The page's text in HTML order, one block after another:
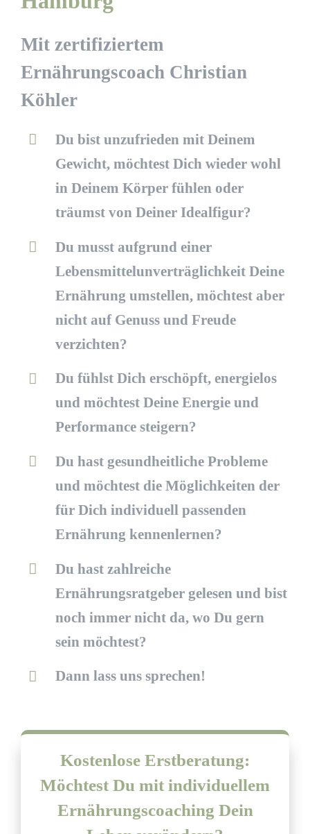
Mit zertifiziertem
Ernährungscoach Christian
Köhler
Du bist unzufrieden mit Deinem
Gewicht, möchtest Dich wieder wohl
in Deinem Körper fühlen oder
träumst von Deiner Idealfigur?
Du musst aufgrund einer
Lebensmittelunverträglichkeit Deine
Ernährung umstellen, möchtest aber
nicht auf Genuss und Freude
verzichten?
Du fühlst Dich erschöpft, energielos
und möchtest Deine Energie und
Performance steigern?
Du hast gesundheitliche Probleme
und möchtest die Möglichkeiten der
für Dich individuell passenden
Ernährung kennenlernen?
Du hast zahlreiche
Ernährungsratgeber gelesen und bist
noch immer nicht da, wo Du gern
sein möchtest?
Dann lass uns sprechen!
Kostenlose Erstberatung:
Möchtest Du mit individuellem
Ernährungscoaching Dein